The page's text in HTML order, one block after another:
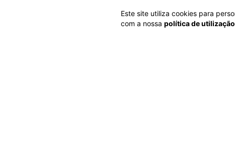
Este site utiliza cookies para
com a nossa política de